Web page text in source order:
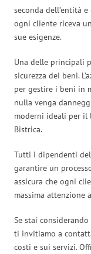
seconda dell’entità
ogni cliente riceva
sue esigenze.
Una delle principali
sicurezza dei beni.
per gestire i beni in
nulla venga
moderni ideali per il
Bistrica.
Tutti i dipendenti
garantire un
assicura che ogni
massima attenzione
Se stai
ti invitiamo a
costi e sui servizi.